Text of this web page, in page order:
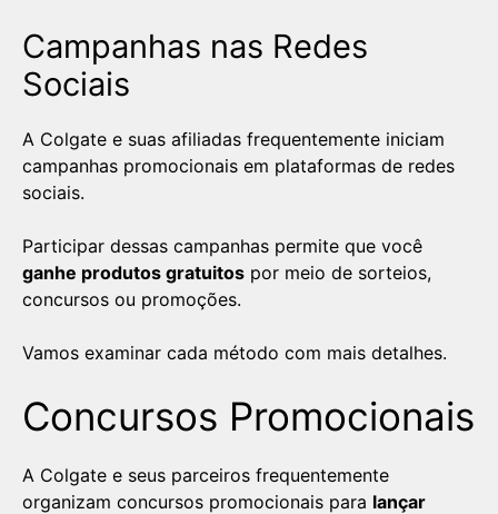
Campanhas nas Redes
Sociais
A Colgate e suas afiliadas frequentemente iniciam
campanhas promocionais em plataformas de redes
sociais.
Participar dessas campanhas permite que você
ganhe produtos gratuitos por meio de sorteios,
concursos ou promoções.
Vamos examinar cada método com mais detalhes.
Concursos Promocionais
A Colgate e seus parceiros frequentemente
organizam concursos promocionais para lançar